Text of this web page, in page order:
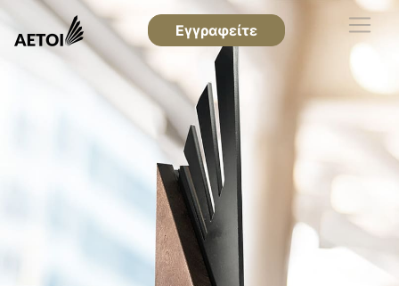
Εγγραφείτε